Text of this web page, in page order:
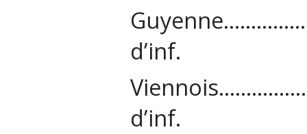
d’inf.
d’inf.